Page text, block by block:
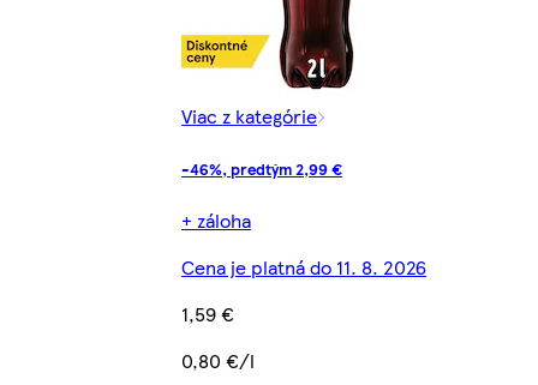
Viac z kategórie
-46%, predtým 2,99 €
+ záloha
Cena je platná do 11. 8. 2026
1,59 €
0,80 €/l